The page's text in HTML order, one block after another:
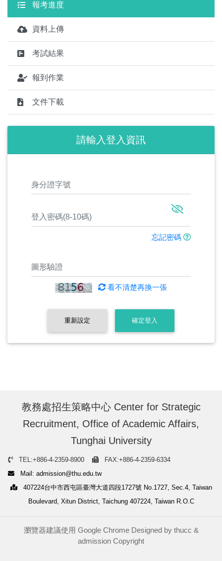
報考進度
資料上傳
考試結果
報到作業
文件下載
請輸入登入資訊
忘記密碼
看不清楚再換一張
重新設定 確定登入
教務處招生策略中心 Center for Strategic
Recruitment, Office of Academic Affairs,
Tunghai University
TEL:+886-4-2359-8900
FAX:+886-4-2359-6334
Mail: admission@thu.edu.tw
407224台中市西屯區臺灣大道四段1727號 No.1727, Sec.4, Taiwan
Boulevard, Xitun District, Taichung 407224, Taiwan R.O.C
瀏覽器建議使用 Google Chrome Designed by thucc &
admission Copyright